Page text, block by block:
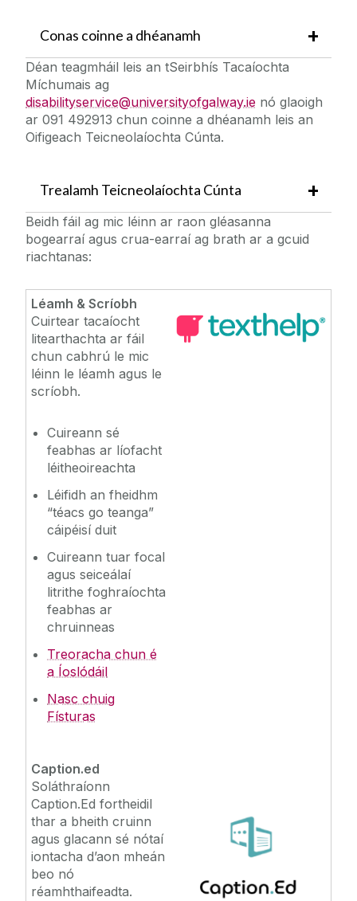
Conas coinne a dhéanamh
Déan teagmháil leis an tSeirbhís Tacaíochta
Míchumais ag
disabilityservice@universityofgalway.ie nó glaoigh
ar 091 492913 chun coinne a dhéanamh leis an
Oifigeach Teicneolaíochta Cúnta.
Trealamh Teicneolaíochta Cúnta
Beidh fáil ag mic léinn ar raon gléasanna
bogearraí agus crua-earraí ag brath ar a gcuid
riachtanas:
Léamh & Scríobh
Cuirtear tacaíocht
litearthachta ar fáil
chun cabhrú le mic
léinn le léamh agus le
scríobh.
Cuireann sé
feabhas ar líofacht
léitheoireachta
Léifidh an fheidhm
“téacs go teanga”
cáipéisí duit
Cuireann tuar focal
agus seiceálaí
litrithe foghraíochta
feabhas ar
chruinneas
Treoracha chun é
a Íoslódáil
Nasc chuig
Físturas
Caption.ed
Soláthraíonn
Caption.Ed fortheidil
thar a bheith cruinn
agus glacann sé nótaí
iontacha d’aon mheán
beo nó
réamhthaifeadta.